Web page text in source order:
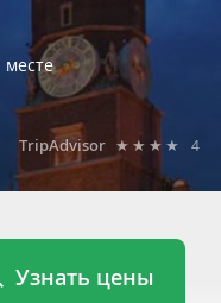
TripAdvisor ★★★★ 4
Узнать цены